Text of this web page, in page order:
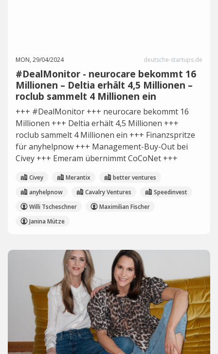
MON, 29/04/2024 deutsche-startups.de
#DealMonitor - neurocare bekommt 16
Millionen – Deltia erhält 4,5 Millionen –
roclub sammelt 4 Millionen ein
+++ #DealMonitor +++ neurocare bekommt 16
Millionen +++ Deltia erhält 4,5 Millionen +++
roclub sammelt 4 Millionen ein +++ Finanzspritze
für anyhelpnow +++ Management-Buy-Out bei
Civey +++ Emeram übernimmt CoCoNet +++
Civey Merantix
better ventures
anyhelpnow
Cavalry Ventures
Speedinvest
Willi Tscheschner
Maximilian Fischer
Janina Mütze